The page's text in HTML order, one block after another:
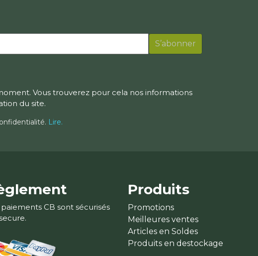
Vous trouverez pour cela nos informations
du site.
Lire.
paiements CB sont sécurisés
Produits
Promotions
Meilleures ventes
Articles en Soldes
Produits en destockage